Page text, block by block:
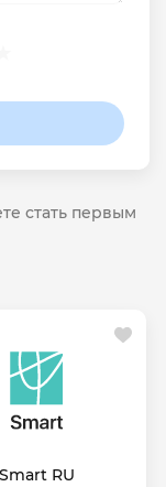
стать первым
Smart RU